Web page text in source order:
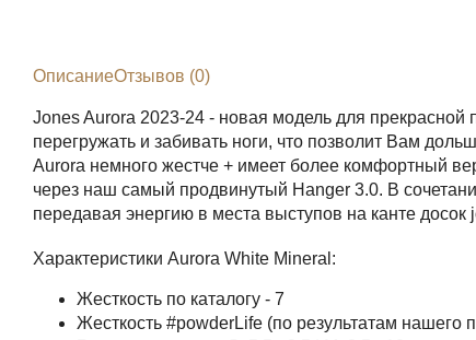
ОписаниеОтзывов (0)
Jones Aurora 2023-24 - новая модель для прекрасной
перегружать и забивать ноги, что позволит Вам
Aurora немного жестче + имеет более комфортный
через наш самый продвинутый Hanger 3.0. В
передавая энергию в места выступов на канте
Характеристики Aurora White Mineral:
Жесткость по каталогу - 7
Жесткость #powderLife (по результатам нашего